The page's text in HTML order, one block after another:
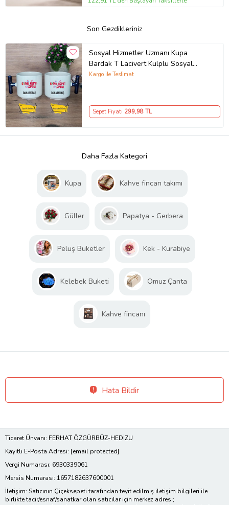
Son Gezdikleriniz
Sosyal Hizmetler Uzmanı Kupa
Bardak T Lacivert Kulplu Sosyal
Hizmetler Uzmanına Hediye
Kargo ile Teslimat
Sepet Fiyatı 299,98 TL
Daha Fazla Kategori
Kupa Kahve fincan takımı
Güller Papatya - Gerbera
Peluş Buketler Kek - Kurabiye
Kelebek Buketi Omuz Çanta
Kahve fincanı
Hata Bildir
Ticaret Ünvanı: FERHAT ÖZGÜRBÜZ-HEDİZU
Kayıtlı E-Posta Adresi: [email protected]
Vergi Numarası: 6930339061
Mersis Numarası: 1657182637600001
İletişim: Satıcının Çiçeksepeti tarafından teyit edilmiş iletişim bilgileri ile
birlikte tacir/esnaf/sanatkar olan satıcılar için merkez adresi;